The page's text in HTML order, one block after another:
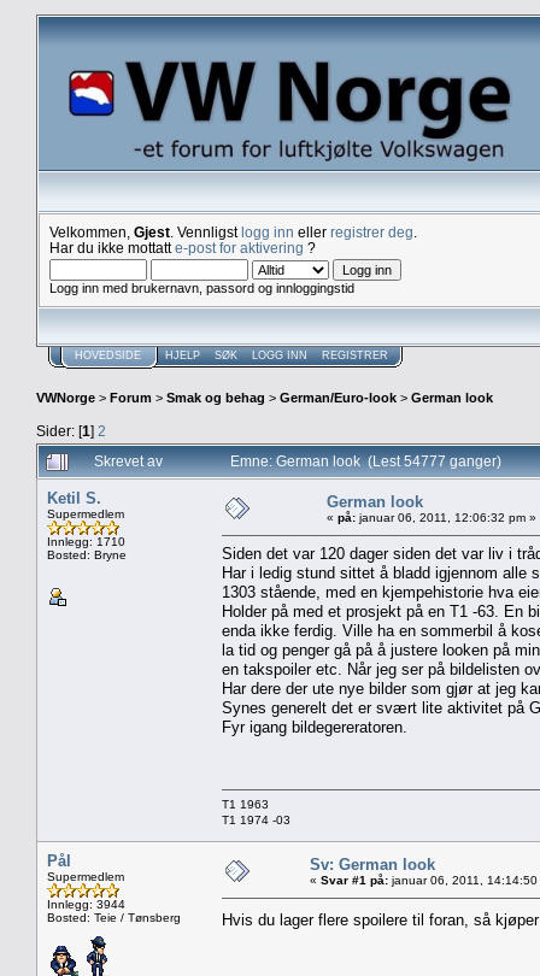
Velkommen, Gjest . Vennligstlogg inn eller registrer deg
Har du ikke mottatte-post for aktivering ?
Logg inn med brukernavn, passord og innloggingstid
HOVEDSIDE HJELP SØK LOGG INN REGISTRER
VWNorge > Forum > Smak og behag > German/Euro-look > German look
Sider: [1] 2
Skrevet av
Emne: German look (Lest 54777 ganger)
Ketil S.
Supermedlem
Innlegg: 1710
Bosted: Bryne
German look
« på: januar 06, 2011, 12:06:32 pm »
Siden det var 120 dager siden det var liv i
Har i ledig stund sittet å bladd igjennom alle
1303 stående, med en kjempehistorie hva
Holder på med et prosjekt på en T1 -63. En
enda ikke ferdig. Ville ha en sommerbil å
la tid og penger gå på å justere looken på
en takspoiler etc. Når jeg ser på bildelisten
Har dere der ute nye bilder som gjør at jeg
Synes generelt det er svært lite aktivitet på
Fyr igang bildegereratoren.
T1 1963
T1 1974 -03
Pål
Supermedlem
Innlegg: 3944
Bosted: Teie / Tønsberg
Sv: German look
« Svar #1 på: januar 06, 2011, 14:14:50
Hvis du lager flere spoilere til foran, så